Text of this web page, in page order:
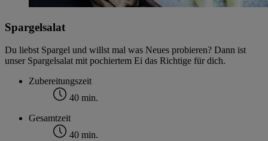
Spargelsalat
Du liebst Spargel und willst mal was Neues probieren? Dann ist
unser Spargelsalat mit pochiertem Ei das Richtige für dich.
Zubereitungszeit
40 min.
Gesamtzeit
40 min.